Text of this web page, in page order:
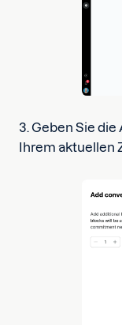
3. Geben Sie die
Ihrem aktuellen